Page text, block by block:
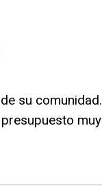
su comunidad.
muy